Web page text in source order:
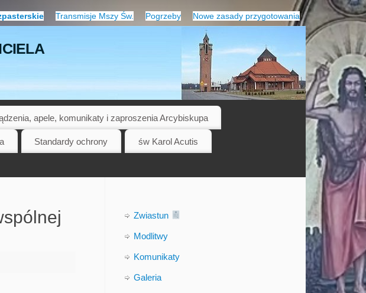
Transmisje Mszy Św. Pogrzeby Nowe zasady przygotowania
apele, komunikaty i zaproszenia Arcybiskupa
Standardy ochrony św Karol Acutis
Zwiastun
Modlitwy
Komunikaty
Galeria